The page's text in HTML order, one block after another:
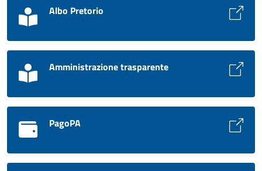
Albo Pretorio
Amministrazione trasparente
PagoPA